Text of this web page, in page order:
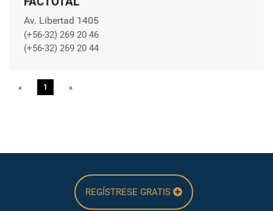
Av. Libertad 1405
(+56-32) 269 20 46
(+56-32) 269 20 44
« Previous
1 »
REGÍSTRESE GRATIS